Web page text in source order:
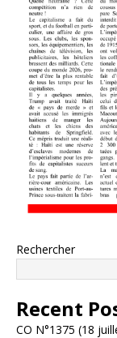
Rechercher
Recent
CO N°1375 (18